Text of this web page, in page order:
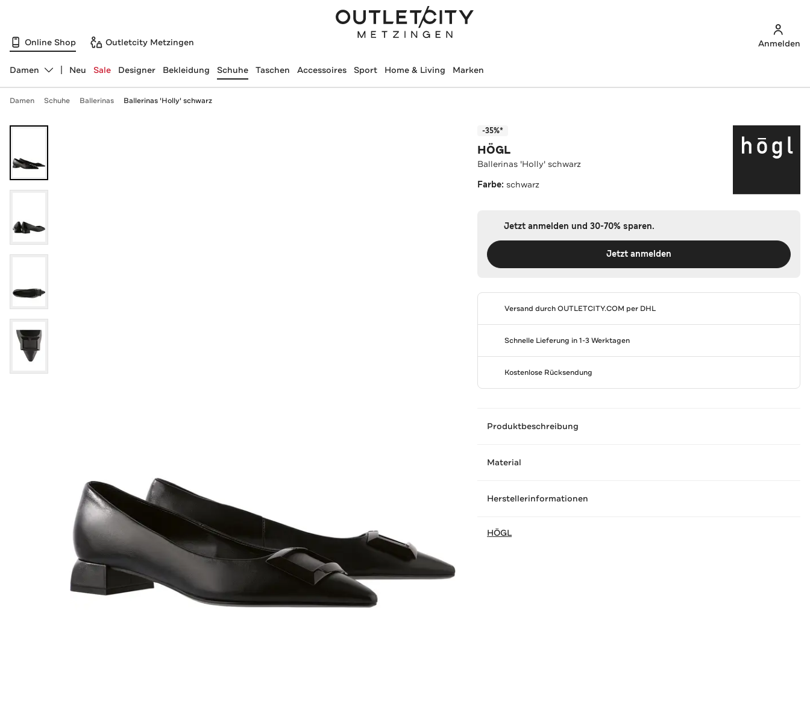
Online Shop Outletcity Metzingen Anmelden
Abteilung ändern, ausgewählt:
Damen Neu Sale Designer Bekleidung Schuhe Taschen Accessoires Sport Home & Living Marken
Damen Schuhe Ballerinas Ballerinas 'Holly' schwarz
-35%*
HÖGL
Ballerinas 'Holly' schwarz
Farbe: schwarz
Jetzt anmelden und 30-70% sparen.
Jetzt anmelden
Versand durchOUTLETCITY.COM per DHL
Schnelle Lieferung in 1-3 Werktagen
Kostenlose Rücksendung
Produktbeschreibung
Material
Herstellerinformationen
HÖGL